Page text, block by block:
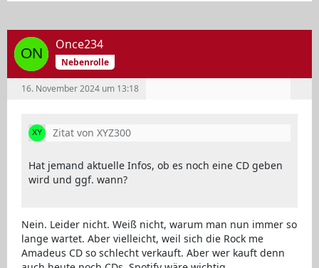
Once234
Nebenrolle
16. November 2024 um 13:18
Zitat von XYZ300
Hat jemand aktuelle Infos, ob es noch eine CD geben
wird und ggf. wann?
Nein. Leider nicht. Weiß nicht, warum man nun immer so
lange wartet. Aber vielleicht, weil sich die Rock me
Amadeus CD so schlecht verkauft. Aber wer kauft denn